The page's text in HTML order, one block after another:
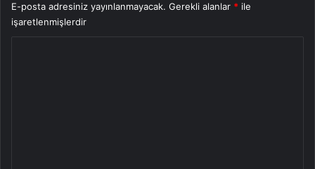
E-posta adresiniz yayınlanmayacak. Gerekli alanlar * ile
işaretlenmişlerdir